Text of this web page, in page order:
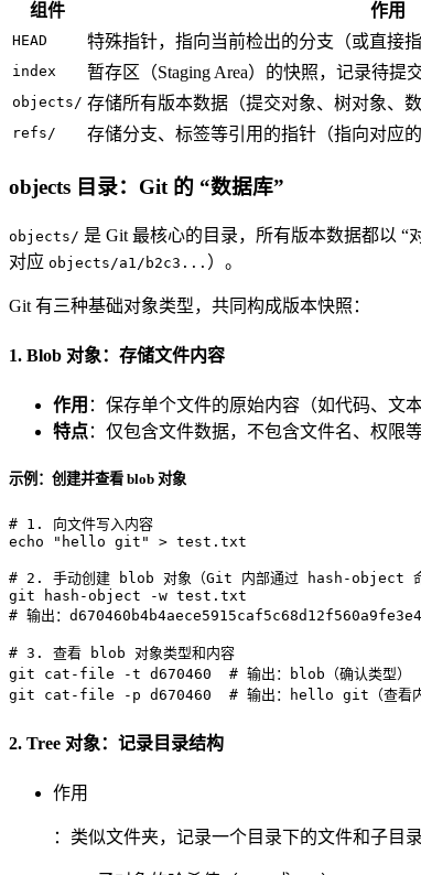
组件 作用
HEAD 特殊指针，指向当前检出的分支（或直接指
index 暂存区（Staging Area）的快照，记录待提
objects/ 存储所有版本数据（提交对象、树对象、数
refs/ 存储分支、标签等引用的指针（指向对应的
objects 目录：Git 的 “数据库”
objects/ 是 Git 最核心的目录，所有版本数据都以 “
对应 objects/a1/b2c3... ）。
Git 有三种基础对象类型，共同构成版本快照：
1. Blob 对象：存储文件内容
作用 ：保存单个文件的原始内容（如代码、文
特点：仅包含文件数据，不包含文件名、权限等
示例：创建并查看 blob 对象
# 1. 向文件写入内容
echo
"hello git" > test.txt
# 2. 手动创建 blob 对象（Git 内部通过 hash-object 命
# 输出：
# 3. 查看 blob 对象类型和内容
git cat-file -t d670460 # 输出：blob（确认类型）
git cat-file -p d670460 # 输出：hello git（查看内
2. Tree 对象：记录目录结构
作用
：类似文件夹，记录一个目录下的文件和子目